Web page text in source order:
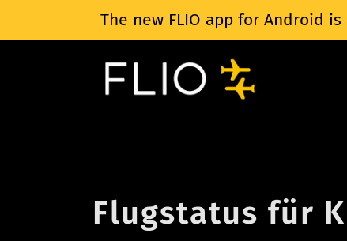
The new FLIO app for Android is
Flugstatus für